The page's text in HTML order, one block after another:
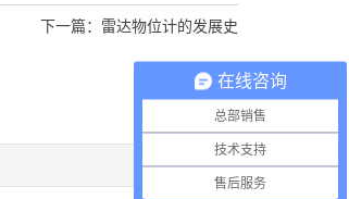
下一篇： 雷达物位计的发展史
在线咨询
总部销售
技术支持
售后服务